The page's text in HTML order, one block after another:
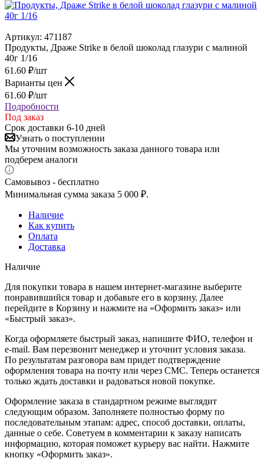
Артикул: 471187
Продукты, Драже Strike в белой шоколад глазури с малиной
40г 1/16
61.60 ₽/шт
Варианты цен
61.60 ₽/шт
Подробности
Под заказ
Срок доставки 6-10 дней
Узнать о поступлении
Мы уточним возможность заказа данного товара или
подберем аналоги
Самовывоз - бесплатно
Минимальная сумма заказа 5 000 ₽.
Наличие
Как купить
Оплата
Доставка
Наличие
Для покупки товара в нашем интернет-магазине выберите
понравившийся товар и добавьте его в корзину. Далее
перейдите в Корзину и нажмите на «Оформить заказ» или
«Быстрый заказ».
Когда оформляете быстрый заказ, напишите ФИО, телефон и
e-mail. Вам перезвонит менеджер и уточнит условия заказа.
По результатам разговора вам придет подтверждение
оформления товара на почту или через СМС. Теперь останется
только ждать доставки и радоваться новой покупке.
Оформление заказа в стандартном режиме выглядит
следующим образом. Заполняете полностью форму по
последовательным этапам: адрес, способ доставки, оплаты,
данные о себе. Советуем в комментарии к заказу написать
информацию, которая поможет курьеру вас найти. Нажмите
кнопку «Оформить заказ».